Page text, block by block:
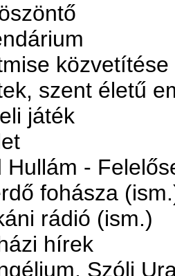
közvetítése
szent életű
játék
Hullám -
fohásza
rádió (ism.)
hírek
Szólj